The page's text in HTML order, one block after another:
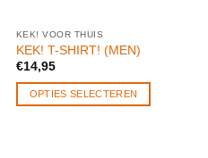
KEK! VOOR THUIS
KEK! T-SHIRT! (MEN)
€14,95
OPTIES SELECTEREN